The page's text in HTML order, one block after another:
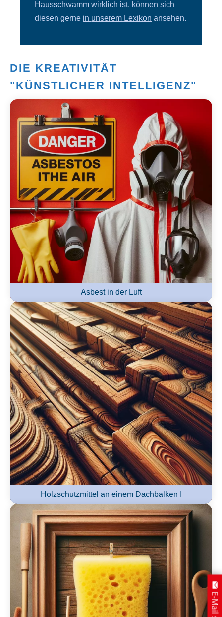
Hausschwamm wirklich ist, können sich
diesen gerne in unserem Lexikon ansehen.
DIE KREATIVITÄT
"KÜNSTLICHER INTELLIGENZ"
Asbest in der Luft
Holzschutzmittel an einem Dachbalken I